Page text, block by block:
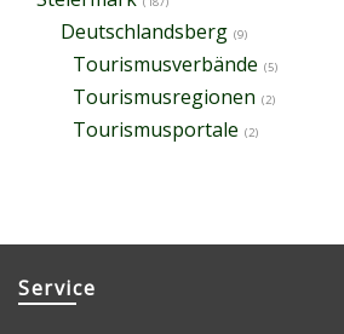
Deutschlandsberg (9)
Tourismusverbände (5)
Tourismusregionen (2)
Tourismusportale (2)
Service